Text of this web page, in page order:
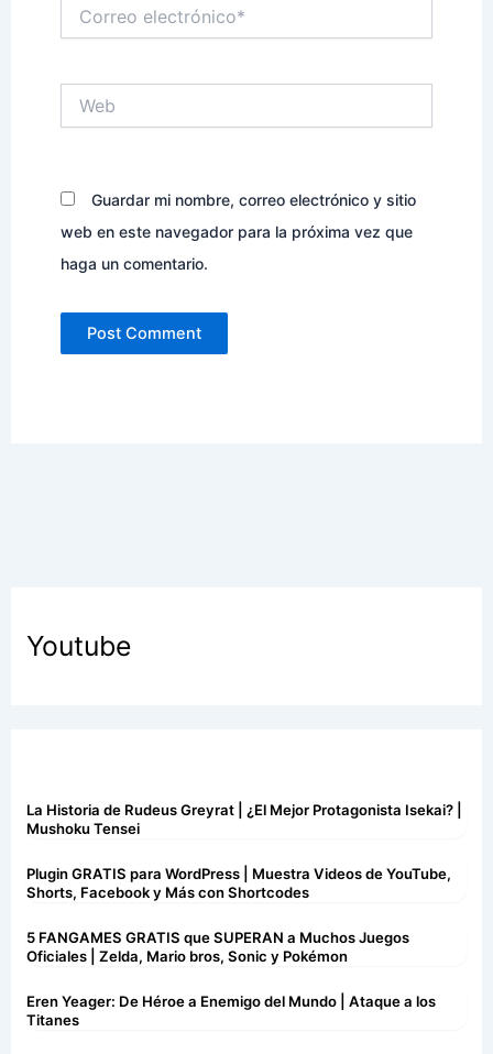
electrónico*
Guardar mi nombre, correo electrónico y sitio
web en este navegador para la próxima vez que
haga un comentario.
Youtube
La Historia de Rudeus Greyrat | ¿El Mejor Protagonista Isekai? |
Mushoku Tensei
Plugin GRATIS para WordPress | Muestra Videos de YouTube,
Shorts, Facebook y Más con Shortcodes
5 FANGAMES GRATIS que SUPERAN a Muchos Juegos
Oficiales | Zelda, Mario bros, Sonic y Pokémon
Eren Yeager: De Héroe a Enemigo del Mundo | Ataque a los
Titanes